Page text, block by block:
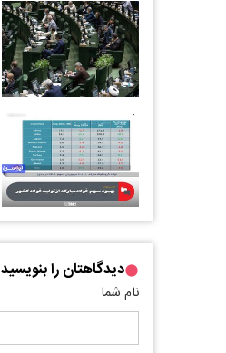
دیدگاهتان را بنویسید
نام شما